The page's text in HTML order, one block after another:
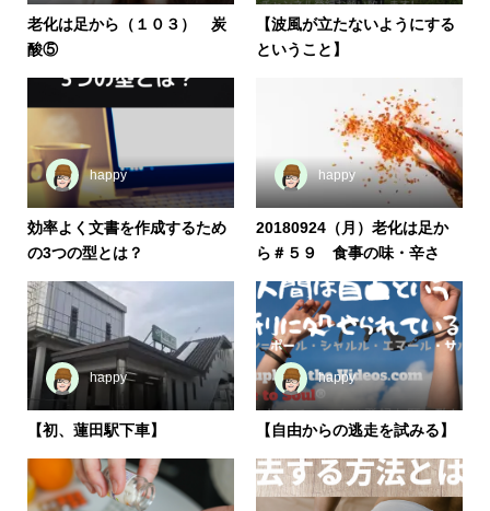
老化は足から（１０３） 炭
酸⑤
【波風が立たないようにする
ということ】
happy
効率よく文書を作成するため
の3つの型とは？
happy
20180924（月）老化は足か
ら＃５９ 食事の味・辛さ
happy
【初、蓮田駅下車】
happy
【自由からの逃走を試みる】